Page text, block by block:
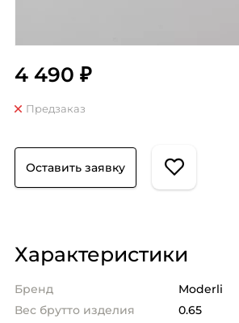
4 490 ₽
Предзаказ
Оставить заявку
Характеристики
Бренд
Moderli
Вес брутто изделия
0.65